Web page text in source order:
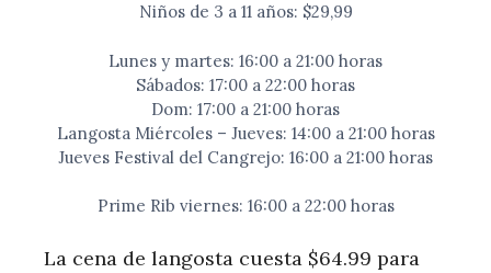
Niños de 3 a 11 años: $29,99
Lunes y martes: 16:00 a 21:00 horas
Sábados: 17:00 a 22:00 horas
Dom: 17:00 a 21:00 horas
Langosta Miércoles – Jueves: 14:00 a 21:00 horas
Jueves Festival del Cangrejo: 16:00 a 21:00 horas
Prime Rib viernes: 16:00 a 22:00 horas
La cena de langosta cuesta $64.99 para